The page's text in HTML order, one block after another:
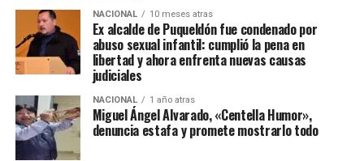
NACIONAL 10 meses atras
Ex alcalde de Puqueldón fue condenado por
abuso sexual infantil: cumplió la pena en
libertad y ahora enfrenta nuevas causas
judiciales
NACIONAL 1 año atras
Miguel Ángel Alvarado, «Centella Humor»,
denuncia estafa y promete mostrarlo todo